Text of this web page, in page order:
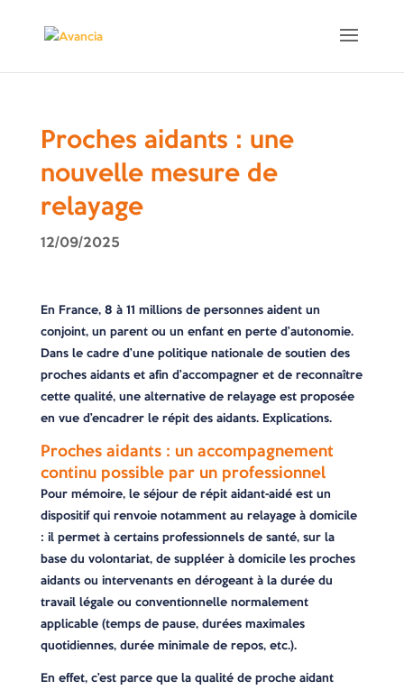
Proches aidants : une
nouvelle mesure de
relayage
12/09/2025
En France, 8 à 11 millions de personnes aident un
conjoint, un parent ou un enfant en perte d’autonomie.
Dans le cadre d’une politique nationale de soutien des
proches aidants et afin d’accompagner et de reconnaître
cette qualité, une alternative de relayage est proposée
en vue d’encadrer le répit des aidants. Explications.
Proches aidants : un accompagnement
continu possible par un professionnel
Pour mémoire, le séjour de répit aidant-aidé est un
dispositif qui renvoie notamment au relayage à domicile
: il permet à certains professionnels de santé, sur la
base du volontariat, de suppléer à domicile les proches
aidants ou intervenants en dérogeant à la durée du
travail légale ou conventionnelle normalement
applicable (temps de pause, durées maximales
quotidiennes, durée minimale de repos, etc.).
En effet, c’est parce que la qualité de proche aidant